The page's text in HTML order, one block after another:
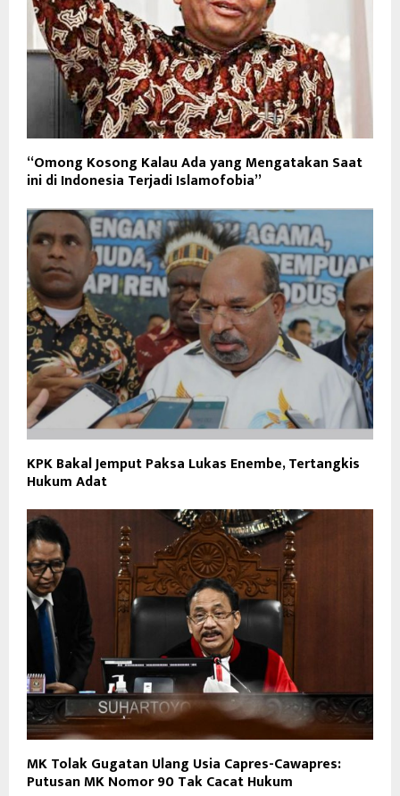
“Omong Kosong Kalau Ada yang Mengatakan Saat
ini di Indonesia Terjadi Islamofobia”
KPK Bakal Jemput Paksa Lukas Enembe, Tertangkis
Hukum Adat
MK Tolak Gugatan Ulang Usia Capres-Cawapres:
Putusan MK Nomor 90 Tak Cacat Hukum